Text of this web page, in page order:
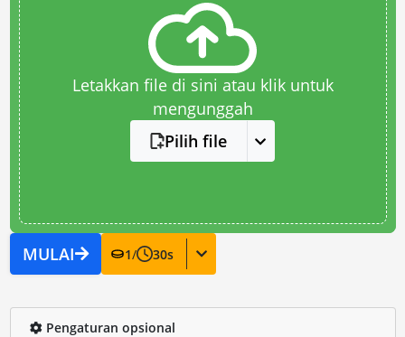
Letakkan file di sini atau klik untuk
mengunggah
Pilih file
MULAI 1/ 30s
Pengaturan opsional